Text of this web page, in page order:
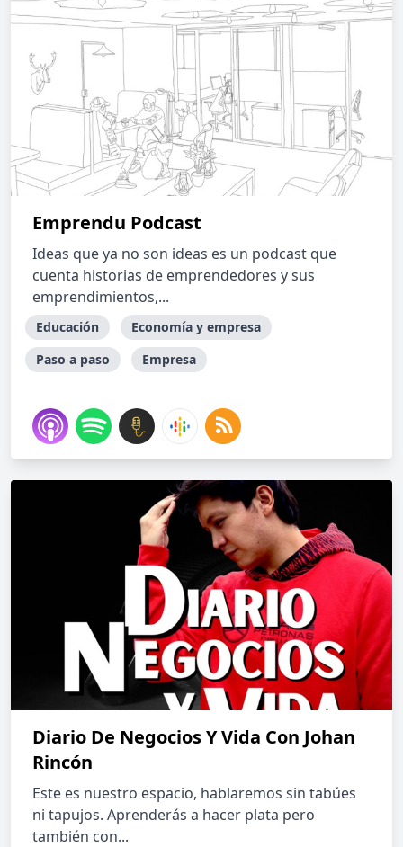
Emprendu Podcast
Ideas que ya no son ideas es un podcast que
cuenta historias de emprendedores y sus
emprendimientos,...
Educación
Economía y empresa
Paso a paso
Empresa
Diario De Negocios Y Vida Con Johan
Rincón
Este es nuestro espacio, hablaremos sin tabúes
ni tapujos. Aprenderás a hacer plata pero
también con...